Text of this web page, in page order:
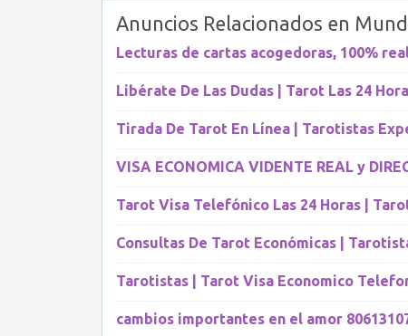
Anuncios Relacionados en
Lecturas de cartas acogedoras, 100%
Libérate De Las Dudas | Tarot Las 24
Tirada De Tarot En Línea | Tarotistas
VISA ECONOMICA VIDENTE REAL y
Tarot Visa Telefónico Las 24 Horas |
Consultas De Tarot Económicas |
Tarotistas | Tarot Visa Economico
cambios importantes en el amor